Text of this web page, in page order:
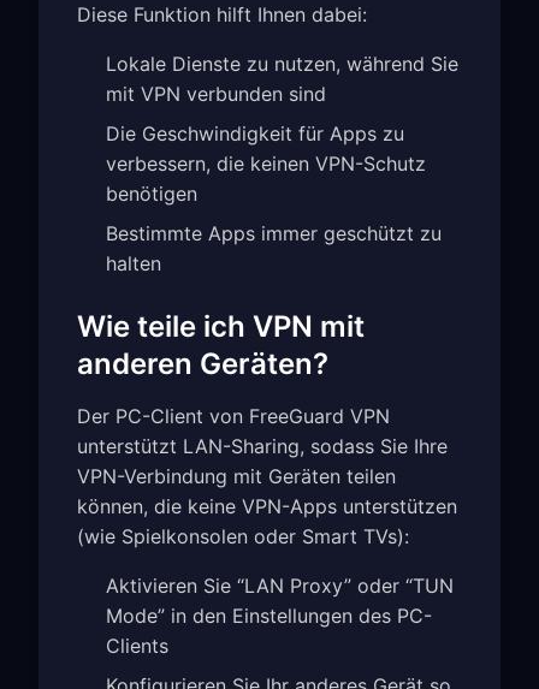
Diese Funktion hilft Ihnen dabei:
Lokale Dienste zu nutzen, während Sie
mit VPN verbunden sind
Die Geschwindigkeit für Apps zu
verbessern, die keinen VPN-Schutz
benötigen
Bestimmte Apps immer geschützt zu
halten
Wie teile ich VPN mit
anderen Geräten?
Der PC-Client von FreeGuard VPN
unterstützt LAN-Sharing, sodass Sie Ihre
VPN-Verbindung mit Geräten teilen
können, die keine VPN-Apps unterstützen
(wie Spielkonsolen oder Smart TVs):
Aktivieren Sie “LAN Proxy” oder “TUN
Mode” in den Einstellungen des PC-
Clients